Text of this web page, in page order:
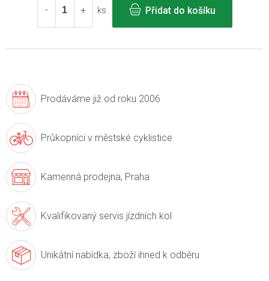
ks
Přidat do košíku
Prodáváme již od roku 2006
Průkopníci v městské cyklistice
Kamenná prodejna, Praha
Kvalifikovaný servis jízdních kol
Unikátní nabídka, zboží ihned k odběru